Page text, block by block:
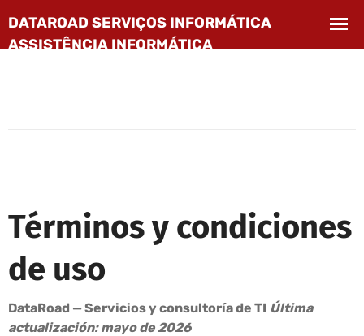
Términos y condiciones
de uso
DataRoad — Servicios y consultoría de TI Última
actualización: mayo de 2026